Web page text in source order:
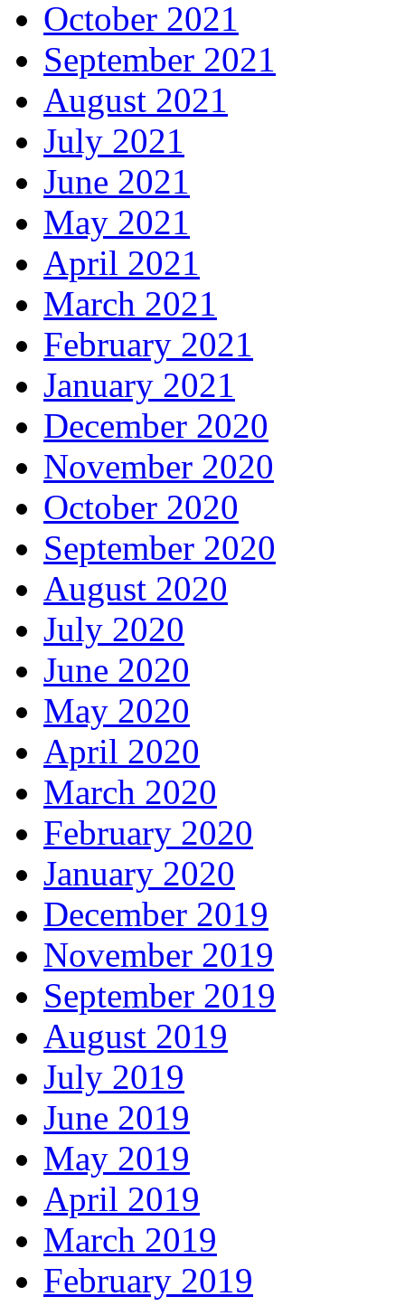
October 2021
September 2021
August 2021
July 2021
June 2021
May 2021
April 2021
March 2021
February 2021
January 2021
December 2020
November 2020
October 2020
September 2020
August 2020
July 2020
June 2020
May 2020
April 2020
March 2020
February 2020
January 2020
December 2019
November 2019
September 2019
August 2019
July 2019
June 2019
May 2019
April 2019
March 2019
February 2019